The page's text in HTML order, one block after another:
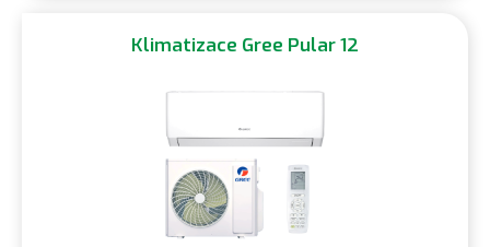
Klimatizace Gree Pular 12